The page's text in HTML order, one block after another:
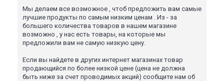
Мы делаем все возможное , чтоб предложить вам самые
лучшие продукты по самым низким ценам . Из - за
большего количества товаров в нашем магазине
возможно , у нас есть товары, на которые мы
предложили вам не самую низкую цену.
Если вы найдете в других интернет магазинах товар
продающийся по более низкой цене (цена не должна
быть ниже за счет проводимых акций) сообщите нам об